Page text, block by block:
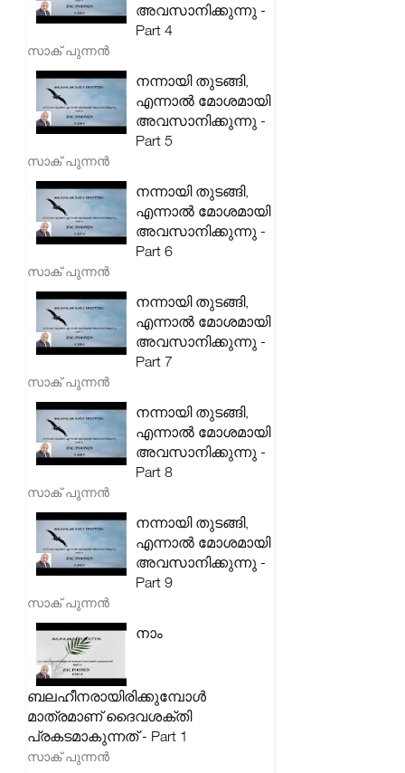
അവസാനിക്കുന്നു -
Part 4
സാക് പുന്നൻ
നന്നായി തുടങ്ങി,
എന്നാൽ മോശമായി
അവസാനിക്കുന്നു -
Part 5
സാക് പുന്നൻ
നന്നായി തുടങ്ങി,
എന്നാൽ മോശമായി
അവസാനിക്കുന്നു -
Part 6
സാക് പുന്നൻ
നന്നായി തുടങ്ങി,
എന്നാൽ മോശമായി
അവസാനിക്കുന്നു -
Part 7
സാക് പുന്നൻ
നന്നായി തുടങ്ങി,
എന്നാൽ മോശമായി
അവസാനിക്കുന്നു -
Part 8
സാക് പുന്നൻ
നന്നായി തുടങ്ങി,
എന്നാൽ മോശമായി
അവസാനിക്കുന്നു -
Part 9
സാക് പുന്നൻ
നാം
ബലഹീനരായിരിക്കുമ്പോൾ
മാത്രമാണ് ദൈവശക്തി
പ്രകടമാകുന്നത് - Part 1
സാക് പുന്നൻ